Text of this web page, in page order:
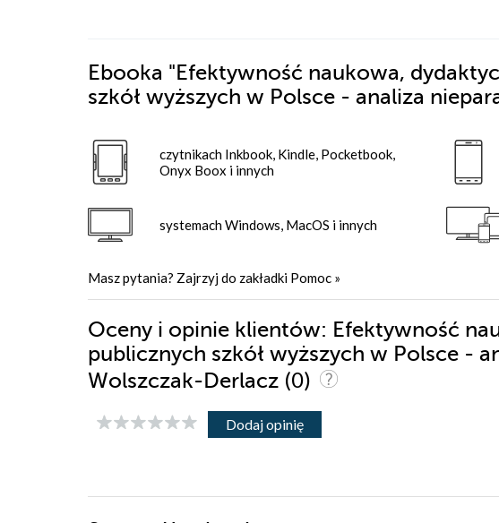
Ebooka "Efektywność naukowa,
szkół wyższych w Polsce - analiza
czytnikach Inkbook, Kindle, Pocketbook,
Onyx Boox i innych
systemach Windows, MacOS i innych
Masz pytania? Zajrzyj do zakładki Pomoc »
Oceny i opinie klientów: Efektywność
publicznych szkół wyższych w Polsce -
Wolszczak-Derlacz (0)
Dodaj opinię